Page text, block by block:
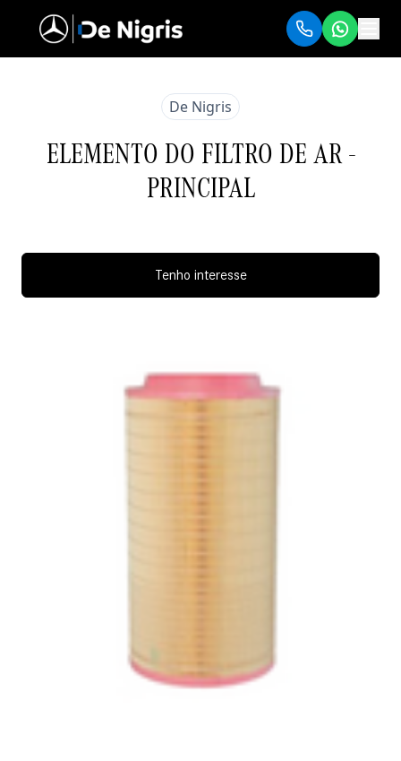
De Nigris
ELEMENTO DO FILTRO DE AR -
PRINCIPAL
Tenho interesse